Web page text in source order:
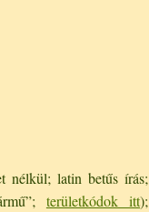
nélkül; latin betűs írás;
területkódok itt);